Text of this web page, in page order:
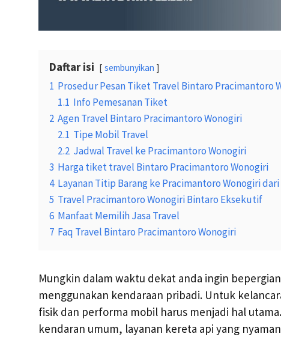
Daftar isi sembunyikan
1 Prosedur Pesan Tiket Travel Bintaro Pracimantoro
1.1 Info Pemesanan Tiket
2 Agen Travel Bintaro Pracimantoro Wonogiri
2.1 Tipe Mobil Travel
2.2 Jadwal Travel ke Pracimantoro Wonogiri
3 Harga tiket travel Bintaro Pracimantoro Wonogiri
4 Layanan Titip Barang ke Pracimantoro Wonogiri
5 Travel Pracimantoro Wonogiri Bintaro Eksekutif
6 Manfaat Memilih Jasa Travel
7 Faq Travel Bintaro Pracimantoro Wonogiri
Mungkin dalam waktu dekat anda ingin
menggunakan kendaraan pribadi. Untuk
fisik dan performa mobil harus menjadi hal
kendaran umum, layanan kereta api yang